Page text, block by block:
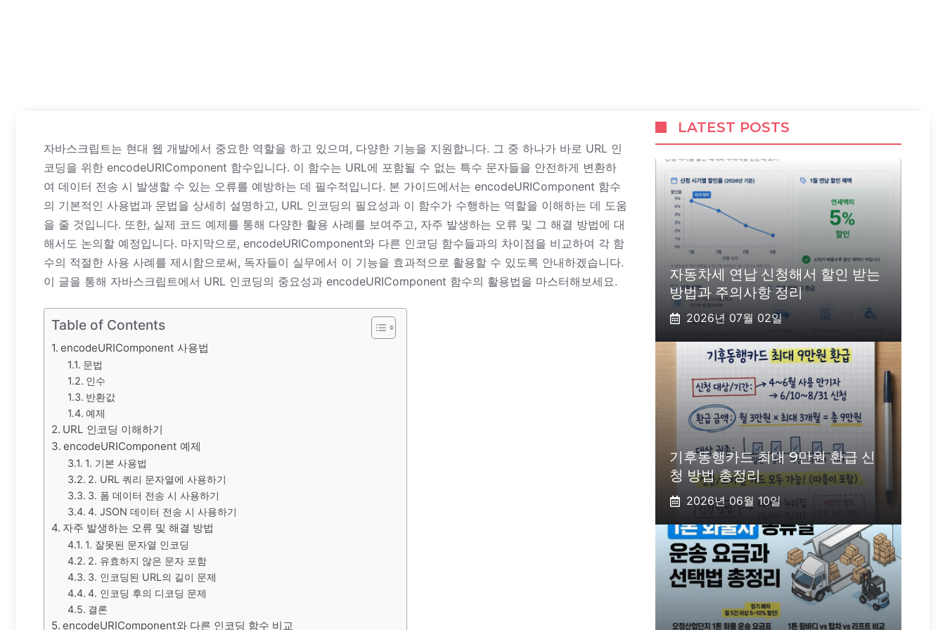
자바스크립트는 현대 웹 개발에서 중요한 역할을 하고 있으며, 다양한 기능을 지원합니다. 그 중 하나가 바로 URL 인
코딩을 위한 encodeURIComponent 함수입니다. 이 함수는 URL에 포함될 수 없는 특수 문자들을 안전하게 변환하
여 데이터 전송 시 발생할 수 있는 오류를 예방하는 데 필수적입니다. 본 가이드에서는 encodeURIComponent 함수
의 기본적인 사용법과 문법을 상세히 설명하고, URL 인코딩의 필요성과 이 함수가 수행하는 역할을 이해하는 데 도움
을 줄 것입니다. 또한, 실제 코드 예제를 통해 다양한 활용 사례를 보여주고, 자주 발생하는 오류 및 그 해결 방법에 대
해서도 논의할 예정입니다. 마지막으로, encodeURIComponent와 다른 인코딩 함수들과의 차이점을 비교하여 각 함
수의 적절한 사용 사례를 제시함으로써, 독자들이 실무에서 이 기능을 효과적으로 활용할 수 있도록 안내하겠습니다.
이 글을 통해 자바스크립트에서 URL 인코딩의 중요성과 encodeURIComponent 함수의 활용법을 마스터해보세요.
Table of Contents
encodeURIComponent 사용법
문법
인수
반환값
예제
URL 인코딩 이해하기
encodeURIComponent 예제
1. 기본 사용법
2. URL 쿼리 문자열에 사용하기
3. 폼 데이터 전송 시 사용하기
4. JSON 데이터 전송 시 사용하기
자주 발생하는 오류 및 해결 방법
1. 잘못된 문자열 인코딩
2. 유효하지 않은 문자 포함
3. 인코딩된 URL의 길이 문제
4. 인코딩 후의 디코딩 문제
결론
encodeURIComponent와 다른 인코딩 함수 비교
LATEST POSTS
자동차세 연납 신청해서 할인 받는
방법과 주의사항 정리
2026년 07월 02일
기후동행카드 최대 9만원 환급 신
청 방법 총정리
2026년 06월 10일